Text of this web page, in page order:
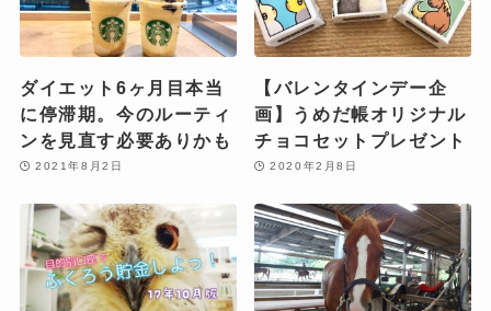
ダイエット6ヶ月目本当
に停滞期。今のルーティ
ンを見直す必要ありかも
2021年8月2日
【バレンタインデー企
画】うめだ帳オリジナル
チョコセットプレゼント
2020年2月8日